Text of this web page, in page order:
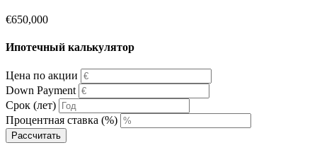
€650,000
Ипотечный калькулятор
Цена по акции
Down Payment
Срок (лет)
Процентная ставка (%)
Рассчитать